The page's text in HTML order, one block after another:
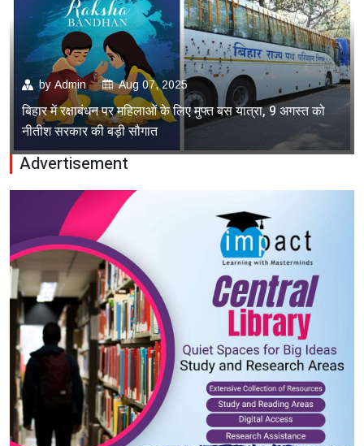
by Admin Aug 07, 2025
बिहार में रक्षाबंधन पर महिलाओं के लिए मुफ्त बस यात्रा, 9 अगस्त को
नीतीश सरकार की बड़ी सौगात
Advertisement